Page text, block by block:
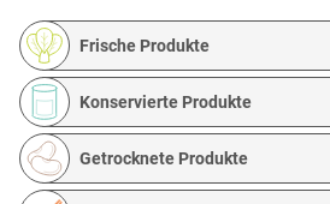
Frische Produkte
Konservierte Produkte
Getrocknete Produkte